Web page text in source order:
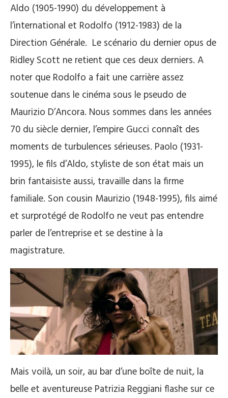
Aldo (1905-1990) du développement à
l’international et Rodolfo (1912-1983) de la
Direction Générale. Le scénario du dernier opus de
Ridley Scott ne retient que ces deux derniers. A
noter que Rodolfo a fait une carrière assez
soutenue dans le cinéma sous le pseudo de
Maurizio D’Ancora. Nous sommes dans les années
70 du siècle dernier, l’empire Gucci connaît des
moments de turbulences sérieuses. Paolo (1931-
1995), le fils d’Aldo, styliste de son état mais un
brin fantaisiste aussi, travaille dans la firme
familiale. Son cousin Maurizio (1948-1995), fils aimé
et surprotégé de Rodolfo ne veut pas entendre
parler de l’entreprise et se destine à la
magistrature.
Mais voilà, un soir, au bar d’une boîte de nuit, la
belle et aventureuse Patrizia Reggiani flashe sur ce